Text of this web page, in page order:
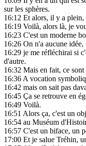
sur les sphères.
16:12 Et alors, il y a plein,
16:19 Voilà, alors là, je
16:23 C'est un moderne
16:26 On n'a aucune idée,
16:29 je me réfléchirai si
d'autre.
16:32 Mais en fait, ce sont
16:36A vocation
16:42 mais on sait pas
16:45 Ça se retrouve en
16:49 Voilà.
16:51 Alors ça, c'est un
16:54 au Muséum
16:57 C'est un biface, un
17:00 Et je salue Tréhin,